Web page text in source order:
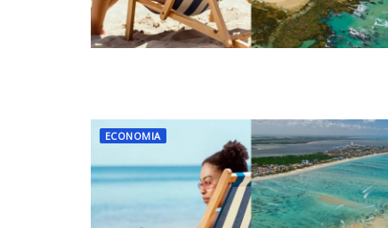
ECONOMIA